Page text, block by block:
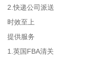
2.快递公司派送
时效至上
提供服务
1.英国FBA清关